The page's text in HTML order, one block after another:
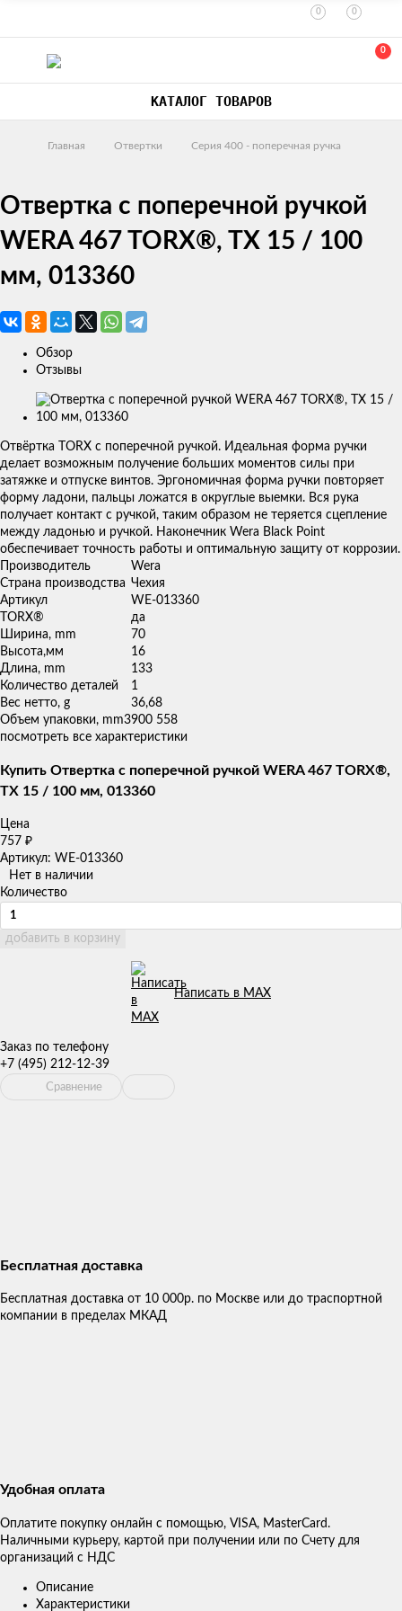
0 0
0
КАТАЛОГ ТОВАРОВ
Главная Отвертки Серия 400 - поперечная ручка
Отвертка с поперечной ручкой
WERA 467 TORX®, TX 15 / 100
мм, 013360
Обзор
Отзывы
Изображения
Отвёртка TORX с поперечной ручкой. Идеальная форма ручки
делает возможным получение больших моментов силы при
затяжке и отпуске винтов. Эргономичная форма ручки повторяет
форму ладони, пальцы ложатся в округлые выемки. Вся рука
получает контакт с ручкой, таким образом не теряется сцепление
между ладонью и ручкой. Наконечник Wera Black Point
обеспечивает точность работы и оптимальную защиту от коррозии.
Производитель
Wera
Страна производства Чехия
Артикул
WE-013360
TORX®
да
Ширина, mm
70
Высота,мм
16
Длина, mm
133
Количество деталей
1
Вес нетто, g
36,68
Объем упаковки, mm3900 558
посмотреть все характеристики
Купить Отвертка с поперечной ручкой WERA 467 TORX®,
TX 15 / 100 мм, 013360
Цена
757 ₽
Артикул: WE-013360
Нет в наличии
Количество
добавить в корзину
Написать в MAX
Заказ по телефону
+7 (495) 212-12-39
Сравнение
Бесплатная доставка
Бесплатная доставка от 10 000р. по Москве или до траспортной
компании в пределах МКАД
Удобная оплата
Оплатите покупку онлайн с помощью, VISA, MasterCard.
Наличными курьеру, картой при получении или по Счету для
организаций с НДС
Описание
Характеристики